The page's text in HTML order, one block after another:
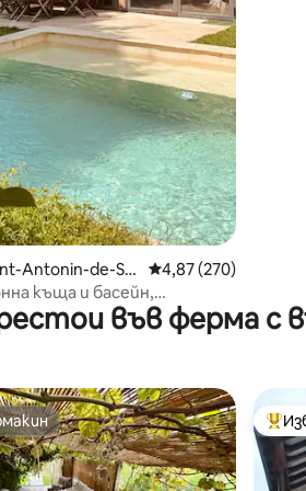
Antonin-de-So
Средна оценка:
4,87 (270)
къща и басейн,
целогодишно и частен
във ферма с
Най-